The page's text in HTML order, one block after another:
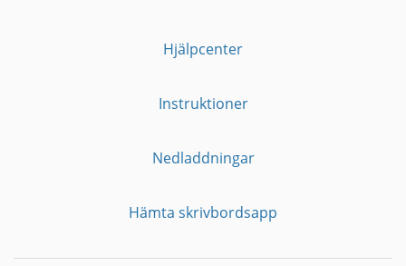
Hjälpcenter
Instruktioner
Nedladdningar
Hämta skrivbordsapp